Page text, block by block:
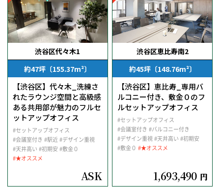
渋谷区代々木1
約47坪〔155.37m²〕
【渋谷区】代々木_洗練さ
れたラウンジ空間と高級感
ある共用部が魅力のフルセ
ットアップオフィス
#セットアップオフィス
#会議室付き #駅近 #デザイン重視
#天井高い #初期安 #敷金０
#★オススメ
ASK
渋谷区恵比寿南2
約45坪〔148.76m²〕
【渋谷区】恵比寿_専用バ
ルコニー付き、敷金０のフ
ルセットアップオフィス
#セットアップオフィス
#会議室付き #バルコニー付き
#デザイン重視#天井高い #初期安
#敷金０ #★オススメ
1,693,490 円